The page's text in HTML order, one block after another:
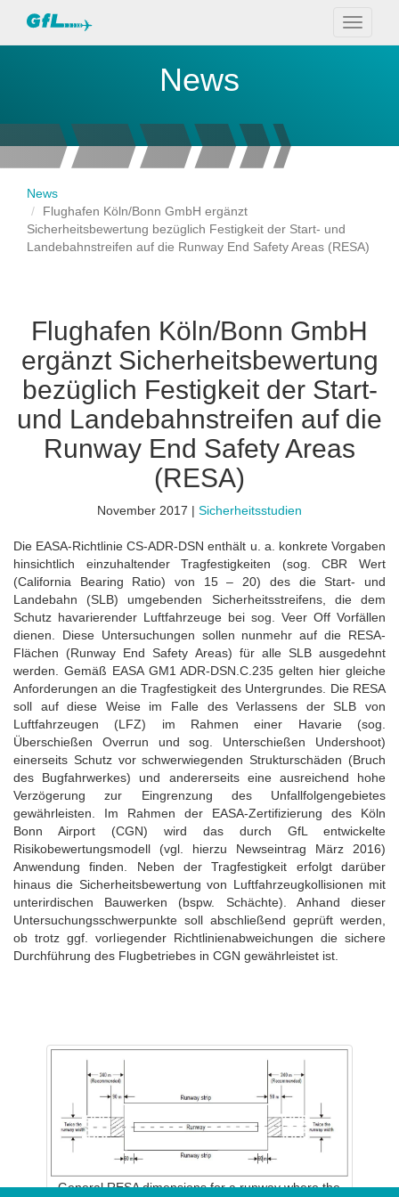
Toggle
News
News
Flughafen Köln/Bonn GmbH ergänzt
Sicherheitsbewertung bezüglich Festigkeit der Start- und
Landebahnstreifen auf die Runway End Safety Areas (RESA)
Flughafen Köln/Bonn GmbH
ergänzt Sicherheitsbewertung
bezüglich Festigkeit der Start-
und Landebahnstreifen auf die
Runway End Safety Areas
(RESA)
November 2017 | Sicherheitsstudien
Die EASA-Richtlinie CS-ADR-DSN enthält u. a. konkrete Vorgaben
hinsichtlich einzuhaltender Tragfestigkeiten (sog. CBR Wert
(California Bearing Ratio) von 15 – 20) des die Start- und
Landebahn (SLB) umgebenden Sicherheitsstreifens, die dem
Schutz havarierender Luftfahrzeuge bei sog. Veer Off Vorfällen
dienen. Diese Untersuchungen sollen nunmehr auf die RESA-
Flächen (Runway End Safety Areas) für alle SLB ausgedehnt
werden. Gemäß EASA GM1 ADR-DSN.C.235 gelten hier gleiche
Anforderungen an die Tragfestigkeit des Untergrundes. Die RESA
soll auf diese Weise im Falle des Verlassens der SLB von
Luftfahrzeugen (LFZ) im Rahmen einer Havarie (sog.
Überschießen Overrun und sog. Unterschießen Undershoot)
einerseits Schutz vor schwerwiegenden Strukturschäden (Bruch
des Bugfahrwerkes) und andererseits eine ausreichend hohe
Verzögerung zur Eingrenzung des Unfallfolgengebietes
gewährleisten. Im Rahmen der EASA-Zertifizierung des Köln
Bonn Airport (CGN) wird das durch GfL entwickelte
Risikobewertungsmodell (vgl. hierzu Newseintrag März 2016)
Anwendung finden. Neben der Tragfestigkeit erfolgt darüber
hinaus die Sicherheitsbewertung von Luftfahrzeugkollisionen mit
unterirdischen Bauwerken (bspw. Schächte). Anhand dieser
Untersuchungsschwerpunkte soll abschließend geprüft werden,
ob trotz ggf. vorliegender Richtlinienabweichungen die sichere
Durchführung des Flugbetriebes in CGN gewährleistet ist.
General RESA dimensions for a runway where the